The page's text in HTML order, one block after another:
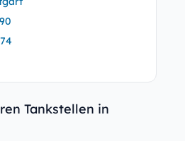
Tankstellen in